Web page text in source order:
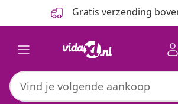
Gratis verzending